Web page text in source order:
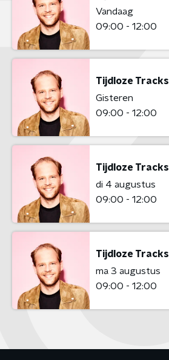
Vandaag
09:00 - 12:00
Tijdloze Tracks
Gisteren
09:00 - 12:00
Tijdloze Tracks
di 4 augustus
09:00 - 12:00
Tijdloze Tracks
ma 3 augustus
09:00 - 12:00